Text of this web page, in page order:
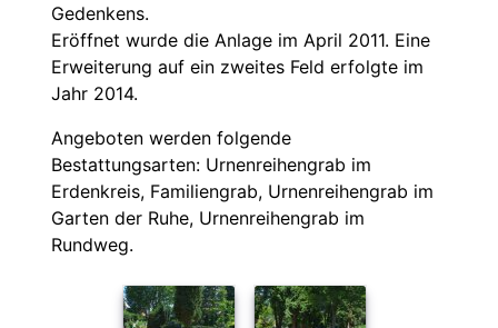
Gedenkens.
Eröffnet wurde die Anlage im April 2011. Eine
Erweiterung auf ein zweites Feld erfolgte im
Jahr 2014.
Angeboten werden folgende
Bestattungsarten: Urnenreihengrab im
Erdenkreis, Familiengrab, Urnenreihengrab im
Garten der Ruhe, Urnenreihengrab im
Rundweg.